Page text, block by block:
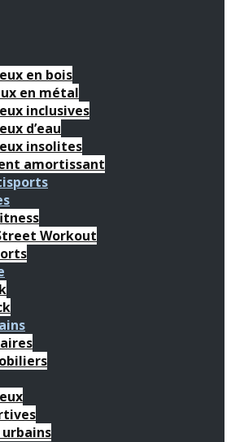
en bois
en métal
inclusives
d’eau
insolites
amortissant
Workout